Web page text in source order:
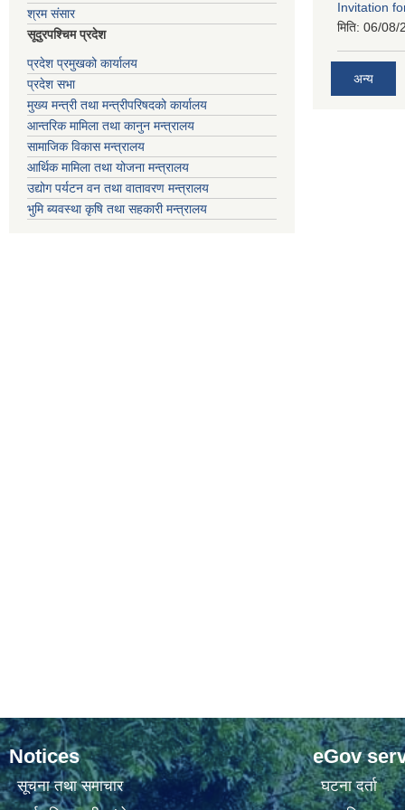
श्रम संसार
सूदुरपश्चिम प्रदेश
प्रदेश प्रमुखको कार्यालय
प्रदेश सभा
मुख्य मन्त्री तथा मन्त्रीपरिषदको कार्यालय
आन्तरिक मामिला तथा कानुन मन्त्रालय
सामाजिक विकास मन्त्रालय
आर्थिक मामिला तथा योजना मन्त्रालय
उद्योग पर्यटन वन तथा वातावरण मन्त्रालय
भुमि ब्यवस्था कृषि तथा सहकारी मन्त्रालय
Invitation
मिति: 06/08/
अन्य
Notices
सूचना तथा समाचार
eGov
घटना दर्ता